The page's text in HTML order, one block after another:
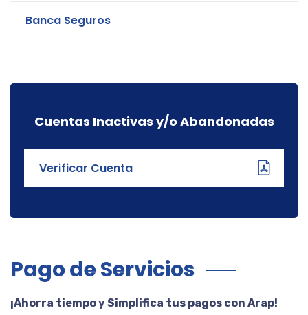
Banca Seguros
Cuentas Inactivas y/o Abandonadas
Verificar Cuenta
Pago de Servicios
¡Ahorra tiempo y Simplifica tus pagos con Arap!